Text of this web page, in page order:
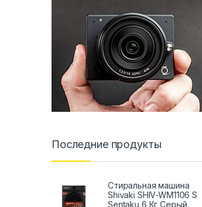
Последние продукты
Стиральная машина
Shivaki SHIV-WM1106 S
Sentaku 6 Кг Серый